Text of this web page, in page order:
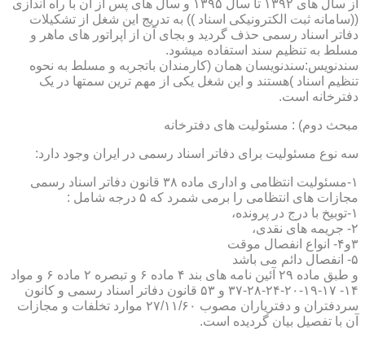
از سال های ۱۳۹۲ تا سال ۱۳۹۵ و سال های پس از آن با راه اندازی
((سامانه ثبت الکترونیکی اسناد )) به تدریج این شغل از تشکیلات
دفاتر اسناد رسمی حذف گردید و بجای آن از اپراتور های ماهر و
مسلط به تنظیم سند استفاده میشود.
سندنویس:سندنویسان همان (کارمندان باتجربه و مسلط به نحوه
تنظیم اسناد )هستند و این شغل یکی از مهم ترین سمتها در یک
دفترخانه است.
مبحث دوم) : مسئولیت های دفترخانه
سه نوع مسئولیت برای دفاتر اسناد رسمی در ایران وجود دارد:
۱-مسئولیت انتظامی و اداری ماده ۳۸ قانون دفاتر اسناد رسمی
مجازات های انتظامی را برمی شمرد که ۵ درجه شامل :
۱-توبیخ با درج در پرونده،
۲- جریمه های نقدی،
۳و۴- انواع انفصال موقت
۵- انفصال دائم می باشد
و طبق ماده ۲۹ آئین نامه های بند ۴ ماده ۶ و تبصره ۲ ماده ۶ و مواد
۱۴- ۱۷-۱۹-۲۰-۲۴-۲۸-۳۷ و ۵۳ قانون دفاتر اسناد رسمی و کانون
سردفتران و دفتریاران مصوب ۲۷/۱۱/۶۰ موارد تخلفات و مجازات
آن با تفصیل بیان گردیده است.